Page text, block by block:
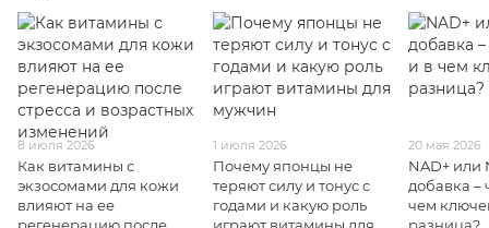
8 июля 2026
Как витамины с
экзосомами для кожи
влияют на ее
регенерацию после
1 июля 2026
Почему японцы не
теряют силу и тонус с
годами и какую роль
играют витамины для
20 мая 2026
NAD+ или
добавка –
чем
разница?